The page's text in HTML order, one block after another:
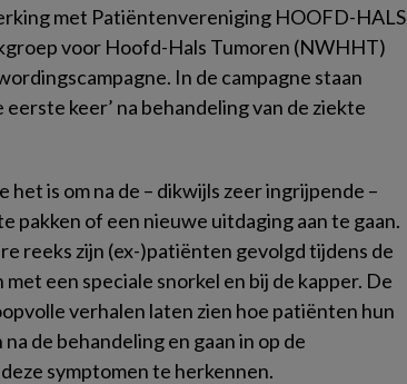
met Patiëntenvereniging HOOFD-HALS
voor Hoofd-Hals Tumoren (NWHHT)
In de campagne staan
keer’ na behandeling van de ziekte
het is om na de – dikwijls zeer ingrijpende –
pakken of een nieuwe uitdaging aan te gaan.
reeks zijn (ex-)patiënten gevolgd tijdens de
een speciale snorkel en bij de kapper. De
verhalen laten zien hoe patiënten hun
de behandeling en gaan in op de
symptomen te herkennen.